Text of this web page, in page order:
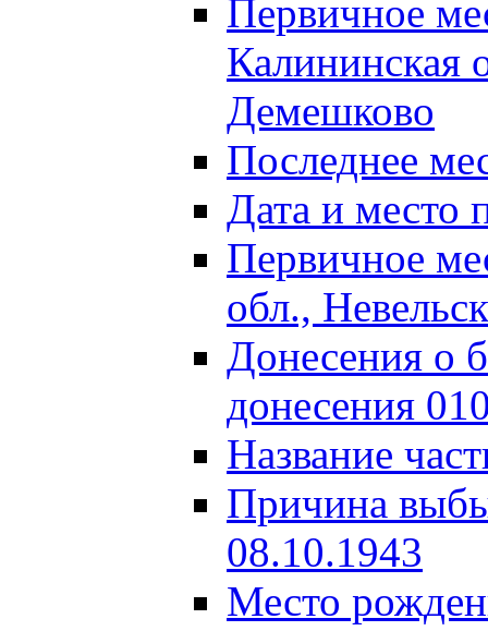
Первичное
Калининская
Демешково
Последнее
Дата и место
Первичное
обл.,
Донесения о
донесения
Название
Причина
08.10.1943
Место